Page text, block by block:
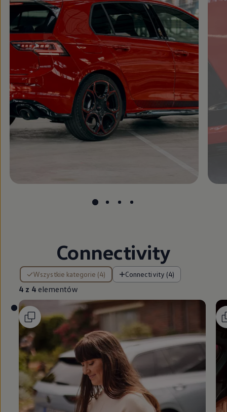
Connectivity
Wszystkie kategorie (4) Connectivity (4)
4 z 4 elementów
4 z 4 elementów